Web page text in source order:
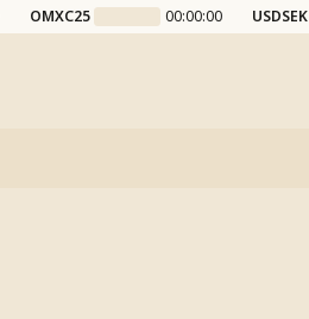
OMXC25 00:00:00 USDSEK